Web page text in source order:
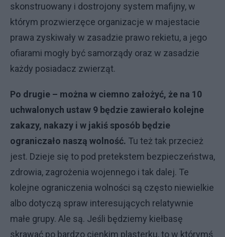
skonstruowany i dostrojony system mafijny, w
którym prozwierzęce organizacje w majestacie
prawa zyskiwały w zasadzie prawo rekietu, a jego
ofiarami mogły być samorządy oraz w zasadzie
każdy posiadacz zwierząt.
Po drugie – można w ciemno założyć, że na 10
uchwalonych ustaw 9 będzie zawierało kolejne
zakazy, nakazy i w jakiś sposób będzie
ograniczało naszą wolność. Tu też tak przecież
jest. Dzieje się to pod pretekstem bezpieczeństwa,
zdrowia, zagrożenia wojennego i tak dalej. Te
kolejne ograniczenia wolności są często niewielkie
albo dotyczą spraw interesujących relatywnie
małe grupy. Ale są. Jeśli będziemy kiełbasę
skrawać po bardzo cienkim plasterku, to w którymś